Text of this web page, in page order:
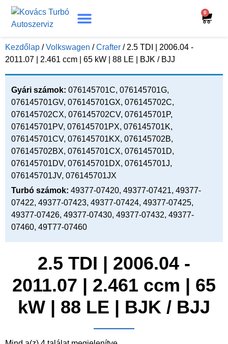
0
Kezdőlap /Volkswagen /Crafter / 2.5 TDI | 2006.04 -
2011.07 | 2.461 ccm | 65 kW | 88 LE | BJK / BJJ
Gyári számok: 076145701C, 076145701G,
076145701GV, 076145701GX, 076145702C,
076145702CX, 076145702CV, 076145701P,
076145701PV, 076145701PX, 076145701K,
076145701CV, 076145701KX, 076145702B,
076145702BX, 076145701CX, 076145701D,
076145701DV, 076145701DX, 076145701J,
076145701JV, 076145701JX
Turbó számok: 49377-07420, 49377-07421, 49377-
07422, 49377-07423, 49377-07424, 49377-07425,
49377-07426, 49377-07430, 49377-07432, 49377-
07460, 49T77-07460
2.5 TDI | 2006.04 -
2011.07 | 2.461 ccm | 65
kW | 88 LE | BJK / BJJ